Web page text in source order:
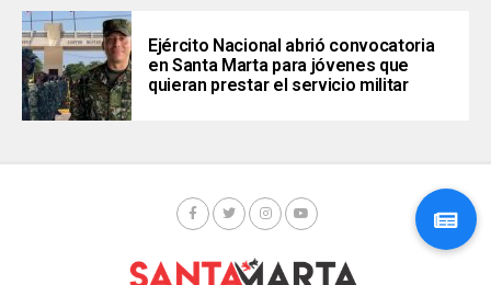
Ejército Nacional abrió convocatoria
en Santa Marta para jóvenes que
quieran prestar el servicio militar